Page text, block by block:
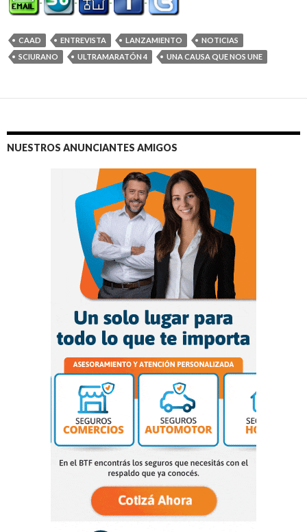
CAAD ENTREVISTA LANZAMIENTO
NOTICIAS
SCIURANO
ULTRAMARATÓN 4 UNA CAUSA QUE NOS UNE
NUESTROS ANUNCIANTES AMIGOS